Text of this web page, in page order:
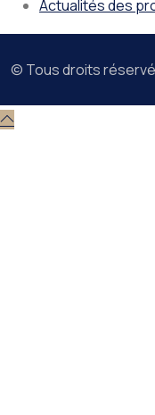
Actualités des
© Tous droits